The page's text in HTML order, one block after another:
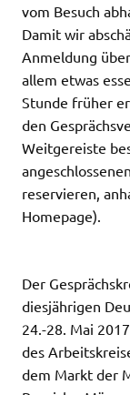
vom Besuch
Damit wir
Anmeldung über
allem etwas
Stunde früher
den
Weitgereiste
reservieren,
Homepage).
Der
diesjährigen
24.-28. Mai
des
dem Markt der